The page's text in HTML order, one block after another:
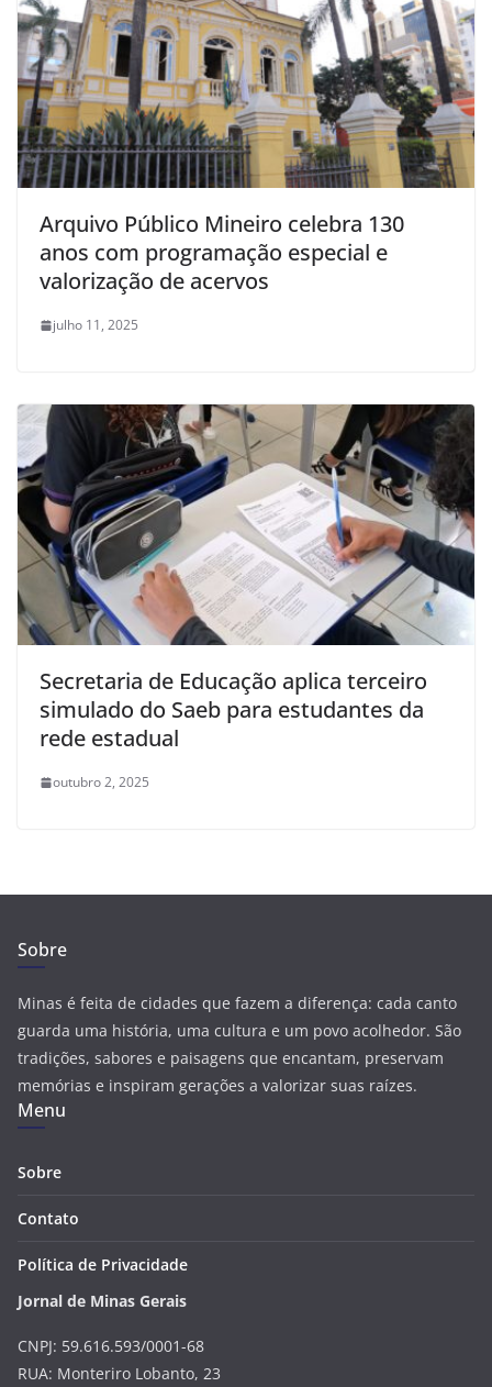
Arquivo Público Mineiro celebra 130
anos com programação especial e
valorização de acervos
julho 11, 2025
Secretaria de Educação aplica terceiro
simulado do Saeb para estudantes da
rede estadual
outubro 2, 2025
Sobre
Minas é feita de cidades que fazem a diferença: cada canto
guarda uma história, uma cultura e um povo acolhedor. São
tradições, sabores e paisagens que encantam, preservam
memórias e inspiram gerações a valorizar suas raízes.
Menu
Sobre
Contato
Política de Privacidade
Jornal de Minas Gerais
CNPJ: 59.616.593/0001-68
RUA: Monteriro Lobanto, 23